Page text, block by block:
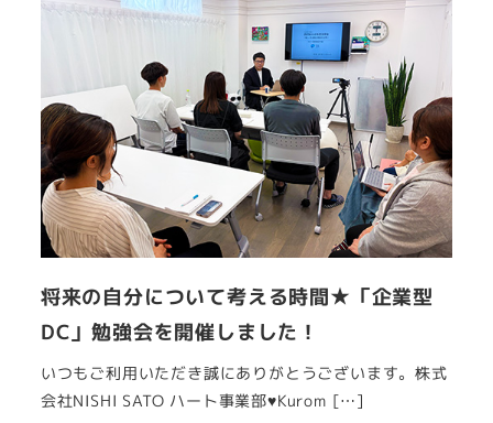
将来の自分について考える時間★「企業型
DC」勉強会を開催しました！
いつもご利用いただき誠にありがとうございます。株式
会社NISHI SATO ハート事業部♥Kurom […]